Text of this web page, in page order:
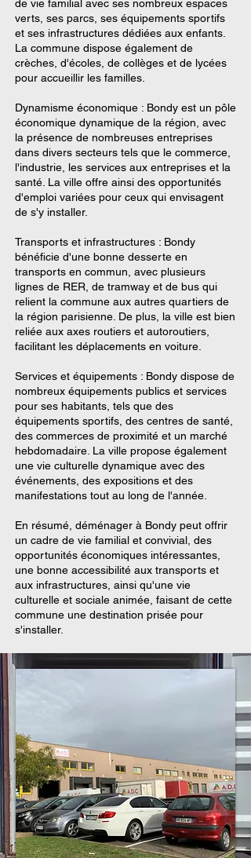
de vie familial avec ses nombreux espaces
verts, ses parcs, ses équipements sportifs
et ses infrastructures dédiées aux enfants.
La commune dispose également de
crèches, d'écoles, de collèges et de lycées
pour accueillir les familles.
Dynamisme économique : Bondy est un pôle
économique dynamique de la région, avec
la présence de nombreuses entreprises
dans divers secteurs tels que le commerce,
l'industrie, les services aux entreprises et la
santé. La ville offre ainsi des opportunités
d'emploi variées pour ceux qui envisagent
de s'y installer.
Transports et infrastructures : Bondy
bénéficie d'une bonne desserte en
transports en commun, avec plusieurs
lignes de RER, de tramway et de bus qui
relient la commune aux autres quartiers de
la région parisienne. De plus, la ville est bien
reliée aux axes routiers et autoroutiers,
facilitant les déplacements en voiture.
Services et équipements : Bondy dispose de
nombreux équipements publics et services
pour ses habitants, tels que des
équipements sportifs, des centres de santé,
des commerces de proximité et un marché
hebdomadaire. La ville propose également
une vie culturelle dynamique avec des
événements, des expositions et des
manifestations tout au long de l'année.
En résumé, déménager à Bondy peut offrir
un cadre de vie familial et convivial, des
opportunités économiques intéressantes,
une bonne accessibilité aux transports et
aux infrastructures, ainsi qu'une vie
culturelle et sociale animée, faisant de cette
commune une destination prisée pour
s'installer.